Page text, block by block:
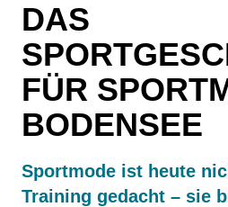
DAS
FÜR
BODENSEE
Sportmode ist heute
Training gedacht – sie